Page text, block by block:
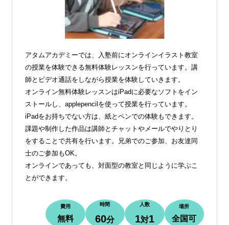
アタムアカデミーでは、入塾前にオンラインイラスト教室
の授業を体験できる無料体験レッスンを行っています。講
師とビデオ通話をしながら授業を体験していきます。
オンライン無料体験レッスンはiPadに必要なソフトをイン
ストールし、applepencilを使って授業を行っています。
iPadをお持ちでない方は、紙とペンでの体験もできます。
課題や制作した作品は講師とチャットやメールでやりとり
をすることで共有を行います。兄弟でのご参加、お友達同
士のご参加もOK。
オンラインであっても、対面型の教室と同じように学ぶこ
とができます。
費用
無料
時間
60分
人数
1対1
場所
全国可